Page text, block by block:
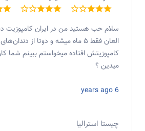
سلام حب هستید من در ایران کامپوزیت
العان فقط ۵ ماه میشه و دوتا از
کامپوزیتش افتاده میخواستم ببینم شما
میدین ؟
6 years ago
چیستا استرالیا